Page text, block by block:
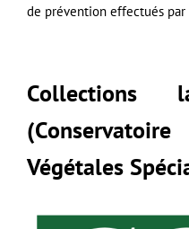
de prévention effectués
Collections
Végétales